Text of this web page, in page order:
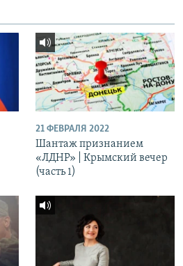
21 ФЕВРАЛЯ 2022
Шантаж признанием
«ЛДНР» | Крымский вечер
(часть 1)